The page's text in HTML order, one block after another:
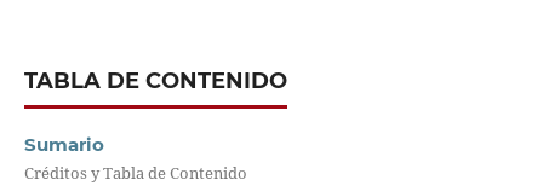
TABLA DE CONTENIDO
Sumario
Créditos y Tabla de Contenido